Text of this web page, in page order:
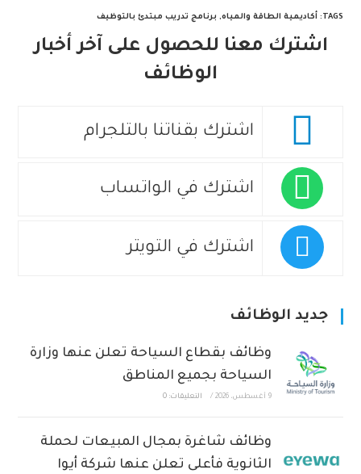
TAGS
: أكاديمية الطاقة والمياه, برنامج تدريب مبتدئ بالتوظيف
اشترك معنا للحصول على آخر أخبار
الوظائف
اشترك بقناتنا بالتلجرام
اشترك في الواتساب
اشترك في التويتر
جديد الوظائف
وظائف بقطاع السياحة تعلن عنها وزارة
السياحة بجميع المناطق
9 أغسطس، 2026 / التعليقات: 0
وظائف شاغرة بمجال المبيعات لحملة
الثانوية فأعلى تعلن عنها شركة أيوا